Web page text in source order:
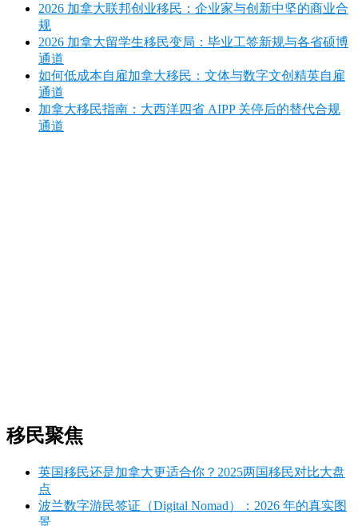
2026 加拿大联邦创业移民：企业家与创新中坚的商业合
规
2026 加拿大留学生移民变局：毕业工签新规与各省硕博
通道
如何低成本自雇加拿大移民：文体与数字文创精英自雇
通道
加拿大移民指南：大西洋四省 AIPP 关停后的替代合规
通道
移民聚焦
英国移民还是加拿大更适合你？2025两国移民对比大盘
点
波兰数字游民签证（Digital Nomad）：2026 年的真实图
景